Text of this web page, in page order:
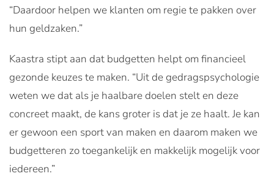
“Daardoor helpen we klanten om regie te pakken over
hun geldzaken.”
Kaastra stipt aan dat budgetten helpt om financieel
gezonde keuzes te maken. “Uit de gedragspsychologie
weten we dat als je haalbare doelen stelt en deze
concreet maakt, de kans groter is dat je ze haalt. Je kan
er gewoon een sport van maken en daarom maken we
budgetteren zo toegankelijk en makkelijk mogelijk voor
iedereen.”